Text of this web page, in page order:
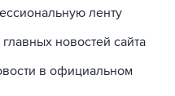
ленту
новостей сайта
в официальном